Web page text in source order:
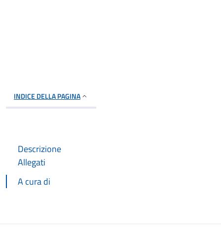
INDICE DELLA PAGINA
Descrizione
Allegati
A cura di